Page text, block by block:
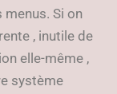
Si on
, inutile de
elle-même ,
système